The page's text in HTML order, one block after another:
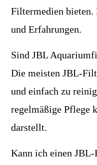
Filtermedien
und Erfahrungen.
Sind JBL
Die meisten JBL-
und einfach zu
regelmäßige Pflege
darstellt.
Kann ich einen